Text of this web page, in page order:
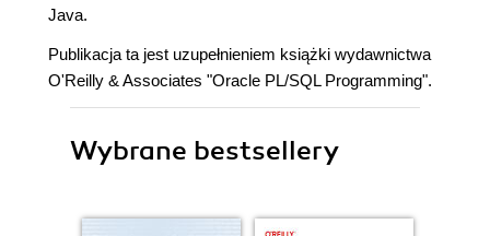
Java.
Publikacja ta jest uzupełnieniem książki wydawnictwa
O'Reilly & Associates "Oracle PL/SQL Programming".
Wybrane bestsellery